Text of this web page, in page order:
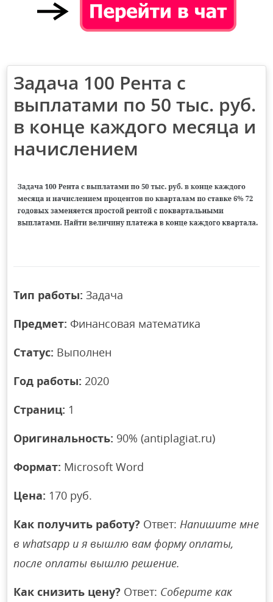
Задача 100 Рента с
выплатами по 50 тыс. руб.
в конце каждого месяца и
начислением
Тип работы: Задача
Предмет: Финансовая математика
Статус: Выполнен
Год работы: 2020
Страниц: 1
Оригинальность: 90% (antiplagiat.ru)
Формат: Microsoft Word
Цена: 170 руб.
Как получить работу? Ответ:Напишите мне
в whatsapp и я вышлю вам форму оплаты,
после оплаты вышлю решение.
Как снизить цену? Ответ: Соберите как